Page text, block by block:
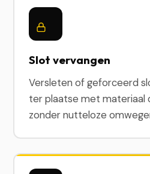
Slot vervangen
Versleten of geforceerd
ter plaatse met materiaal
zonder nutteloze